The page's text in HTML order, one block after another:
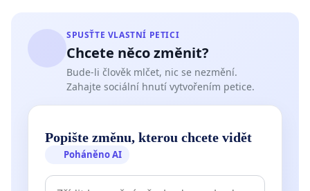
SPUSŤTE VLASTNÍ PETICI
Chcete něco změnit?
Bude-li člověk mlčet, nic se nezmění.
Zahajte sociální hnutí vytvořením petice.
Popište změnu, kterou chcete vidět
Poháněno AI